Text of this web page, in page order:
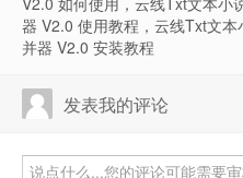
器 V2.0 使用教程，云线Txt文
并器 V2.0 安装教程
发表我的评论